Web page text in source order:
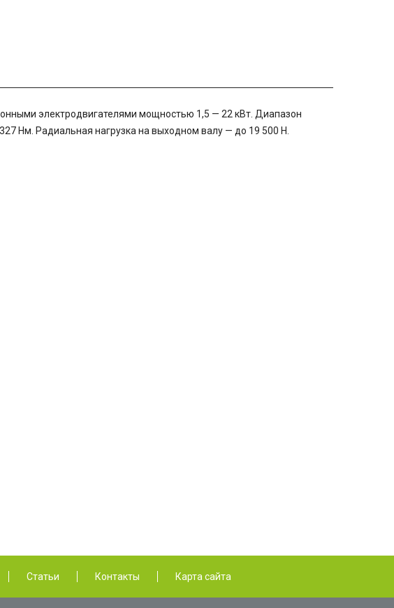
электродвигателями мощностью 1,5 — 22 кВт. Диапазон
Нм. Радиальная нагрузка на выходном валу — до 19 500 Н.
Статьи Контакты Карта сайта